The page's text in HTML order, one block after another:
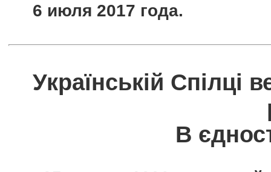
6 июля 2017 года.
Українській Спілці
В